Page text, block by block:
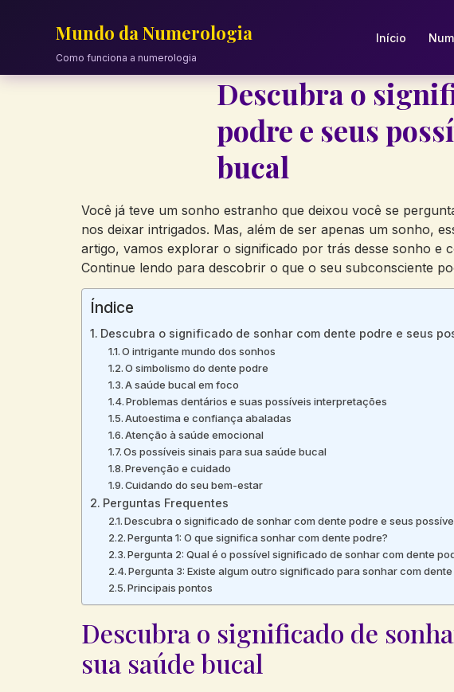
Mundo da Numerologia
Como funciona a numerologia
Início
Descubra o
podre e seus
bucal
Você já teve um sonho estranho que deixou você se
nos deixar intrigados. Mas, além de ser apenas um sonho,
artigo, vamos explorar o significado por trás desse sonho e
Continue lendo para descobrir o que o seu subconsciente
Índice
Descubra o significado de sonhar com dente podre e seus
O intrigante mundo dos sonhos
O simbolismo do dente podre
A saúde bucal em foco
Problemas dentários e suas possíveis interpretações
Autoestima e confiança abaladas
Atenção à saúde emocional
Os possíveis sinais para sua saúde bucal
Prevenção e cuidado
Cuidando do seu bem-estar
Perguntas Frequentes
Descubra o significado de sonhar com dente podre e seus
Pergunta 1: O que significa sonhar com dente podre?
Pergunta 2: Qual é o possível significado de sonhar com dente
Pergunta 3: Existe algum outro significado para sonhar com
Principais pontos
Descubra o significado de
sua saúde bucal